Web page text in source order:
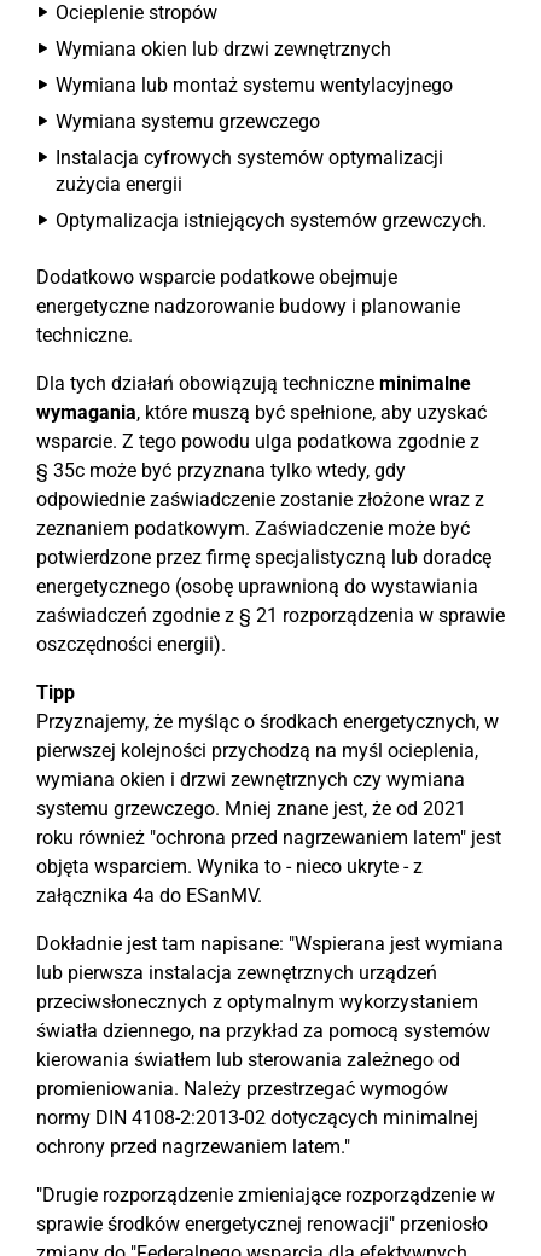
Ocieplenie stropów
Wymiana okien lub drzwi zewnętrznych
Wymiana lub montaż systemu wentylacyjnego
Wymiana systemu grzewczego
Instalacja cyfrowych systemów optymalizacji
zużycia energii
Optymalizacja istniejących systemów grzewczych.
Dodatkowo wsparcie podatkowe obejmuje
energetyczne nadzorowanie budowy i planowanie
techniczne.
Dla tych działań obowiązują techniczne minimalne
wymagania, które muszą być spełnione, aby uzyskać
wsparcie. Z tego powodu ulga podatkowa zgodnie z
§ 35c może być przyznana tylko wtedy, gdy
odpowiednie zaświadczenie zostanie złożone wraz z
zeznaniem podatkowym. Zaświadczenie może być
potwierdzone przez firmę specjalistyczną lub doradcę
energetycznego (osobę uprawnioną do wystawiania
zaświadczeń zgodnie z § 21 rozporządzenia w sprawie
oszczędności energii).
Tipp
Przyznajemy, że myśląc o środkach energetycznych, w
pierwszej kolejności przychodzą na myśl ocieplenia,
wymiana okien i drzwi zewnętrznych czy wymiana
systemu grzewczego. Mniej znane jest, że od 2021
roku również "ochrona przed nagrzewaniem latem" jest
objęta wsparciem. Wynika to - nieco ukryte - z
załącznika 4a do ESanMV.
Dokładnie jest tam napisane: "Wspierana jest wymiana
lub pierwsza instalacja zewnętrznych urządzeń
przeciwsłonecznych z optymalnym wykorzystaniem
światła dziennego, na przykład za pomocą systemów
kierowania światłem lub sterowania zależnego od
promieniowania. Należy przestrzegać wymogów
normy DIN 4108-2:2013-02 dotyczących minimalnej
ochrony przed nagrzewaniem latem."
"Drugie rozporządzenie zmieniające rozporządzenie w
sprawie środków energetycznej renowacji" przeniosło